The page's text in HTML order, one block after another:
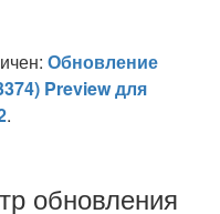
Обновление
Preview для
.
обновления